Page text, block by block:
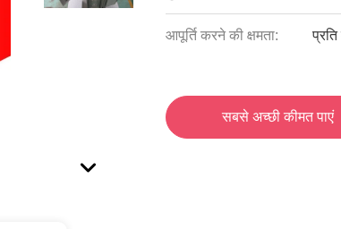
आपूर्ति करने की क्षमता:
सबसे अच्छी कीमत पाएं